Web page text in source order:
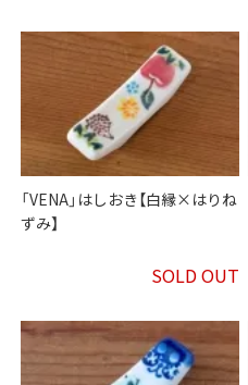
「VENA」はしおき【白縁×はりね
ずみ】
SOLD OUT